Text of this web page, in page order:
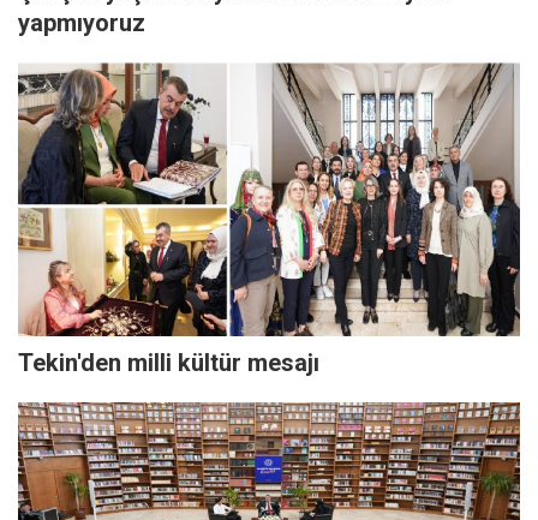
yapmıyoruz
Tekin'den milli kültür mesajı